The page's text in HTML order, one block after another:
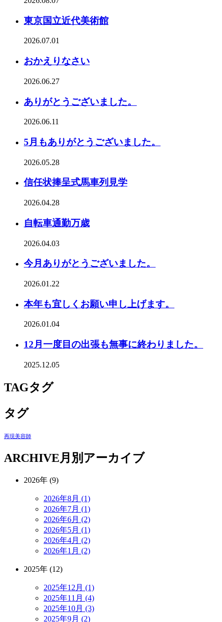
東京国立近代美術館
2026.07.01
おかえりなさい
2026.06.27
ありがとうございました。
2026.06.11
5月もありがとうございました。
2026.05.28
信任状捧呈式馬車列見学
2026.04.28
自転車通勤万歳
2026.04.03
今月ありがとうございました。
2026.01.22
本年も宜しくお願い申し上げます。
2026.01.04
12月一度目の出張も無事に終わりました。
2025.12.05
TAGタグ
タグ
再現美容師
ARCHIVE月別アーカイブ
2026年 (9)
2026年8月 (1)
2026年7月 (1)
2026年6月 (2)
2026年5月 (1)
2026年4月 (2)
2026年1月 (2)
2025年 (12)
2025年12月 (1)
2025年11月 (4)
2025年10月 (3)
2025年9月 (2)